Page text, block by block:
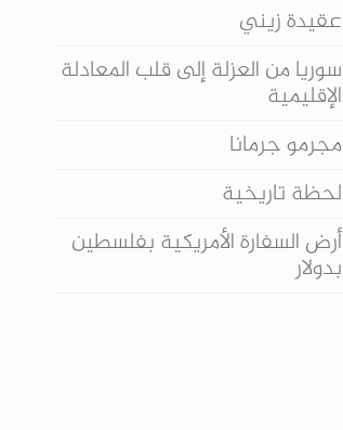
عقيدة زيني
سوريا من العزلة إلى قلب المعادلة
الإقليمية
مجرمو جرمانا
لحظة تاريخية
أرض السفارة الأمريكية بفلسطين
بدولار